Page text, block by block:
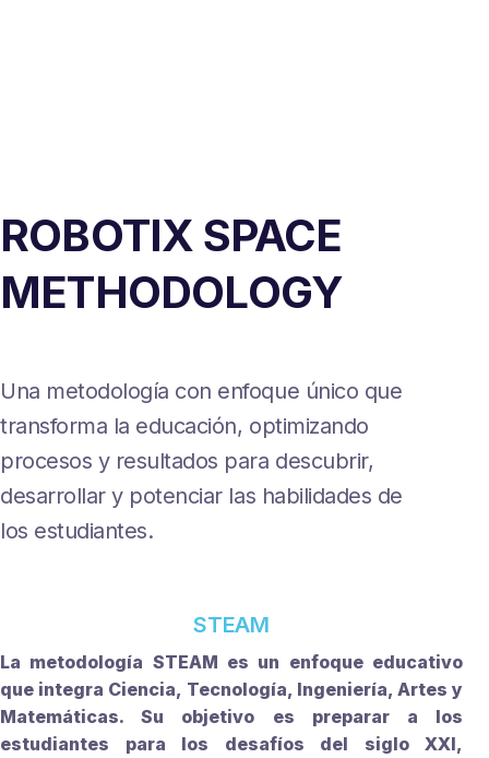
ROBOTIX SPACE
METHODOLOGY
Una metodología con enfoque único que
transforma la educación, optimizando
procesos y resultados para descubrir,
desarrollar y potenciar las habilidades de
los estudiantes.
STEAM
La metodología STEAM es un enfoque educativo
que integra Ciencia, Tecnología, Ingeniería, Artes y
Matemáticas. Su objetivo es preparar a los
estudiantes para los desafíos del siglo XXI,